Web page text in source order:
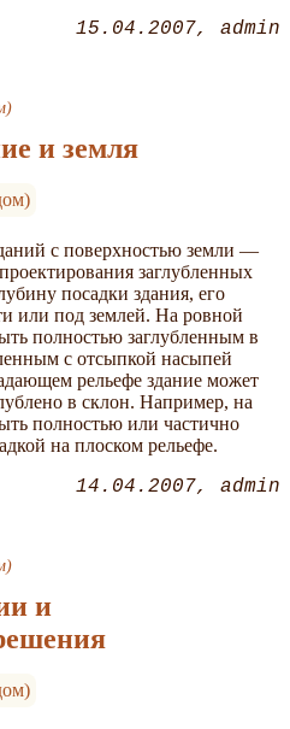
15.04.2007 admin
и земля
с поверхностью земли —
заглубленных
посадки здания, его
или под землей. На ровной
полностью заглубленным в
с отсыпкой насыпей
рельефе здание может
в склон. Например, на
полностью или частично
на плоском рельефе.
14.04.2007 admin